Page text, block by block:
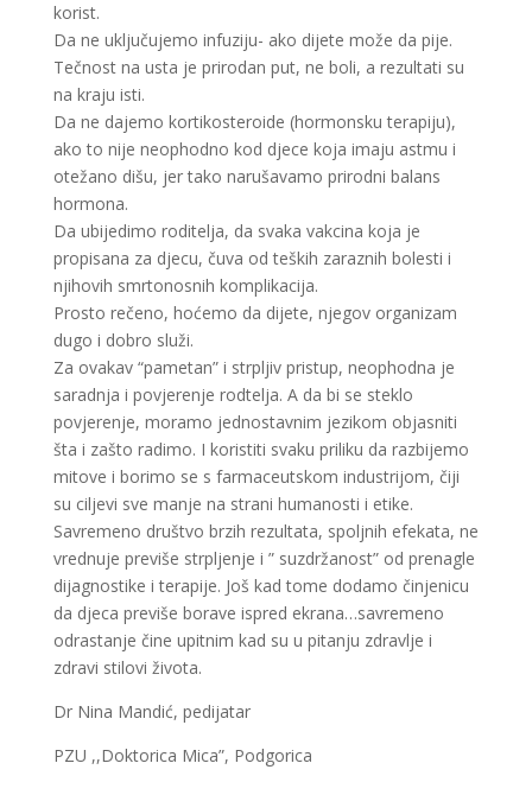
korist.
Da ne uključujemo infuziju- ako dijete može da pije.
Tečnost na usta je prirodan put, ne boli, a rezultati su
na kraju isti.
Da ne dajemo kortikosteroide (hormonsku terapiju),
ako to nije neophodno kod djece koja imaju astmu i
otežano dišu, jer tako narušavamo prirodni balans
hormona.
Da ubijedimo roditelja, da svaka vakcina koja je
propisana za djecu, čuva od teških zaraznih bolesti i
njihovih smrtonosnih komplikacija.
Prosto rečeno, hoćemo da dijete, njegov organizam
dugo i dobro služi.
Za ovakav “pametan” i strpljiv pristup, neophodna je
saradnja i povjerenje rodtelja. A da bi se steklo
povjerenje, moramo jednostavnim jezikom objasniti
šta i zašto radimo. I koristiti svaku priliku da razbijemo
mitove i borimo se s farmaceutskom industrijom, čiji
su ciljevi sve manje na strani humanosti i etike.
Savremeno društvo brzih rezultata, spoljnih efekata, ne
vrednuje previše strpljenje i ” suzdržanost” od prenagle
dijagnostike i terapije. Još kad tome dodamo činjenicu
da djeca previše borave ispred ekrana…savremeno
odrastanje čine upitnim kad su u pitanju zdravlje i
zdravi stilovi života.
Dr Nina Mandić, pedijatar
PZU ,,Doktorica Mica”, Podgorica